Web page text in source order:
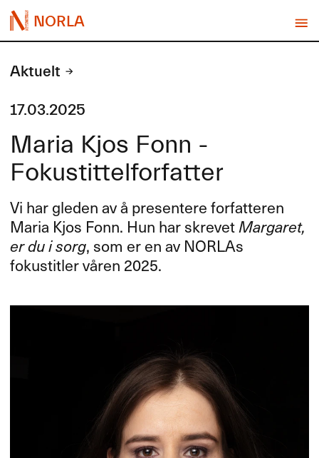
NORLA
Aktuelt
17.03.2025
Maria Kjos Fonn -
Fokustittelforfatter
Vi har gleden av å presentere forfatteren
Maria Kjos Fonn. Hun har skrevetMargaret,
er du i sorg, som er en av NORLAs
fokustitler våren 2025.